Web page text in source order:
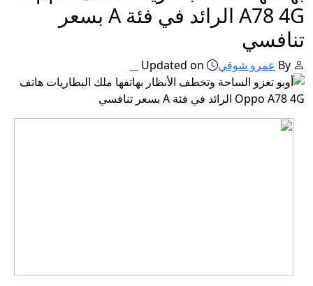
A78 4G الرائد في فئة A بسعر
تنافسي
By عمرو شوقي Updated on